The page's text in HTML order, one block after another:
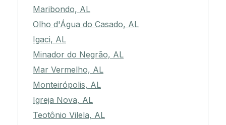
Maribondo, AL
Olho d'Água do Casado, AL
Igaci, AL
Minador do Negrão, AL
Mar Vermelho, AL
Monteirópolis, AL
Igreja Nova, AL
Teotônio Vilela, AL